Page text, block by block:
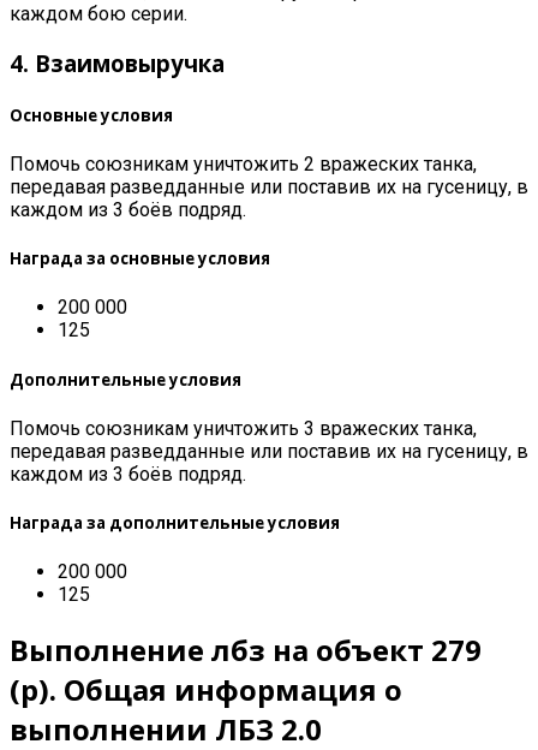
каждом бою серии.
4. Взаимовыручка
Основные условия
Помочь союзникам уничтожить 2 вражеских танка,
передавая разведданные или поставив их на гусеницу, в
каждом из 3 боёв подряд.
Награда за основные условия
200 000
125
Дополнительные условия
Помочь союзникам уничтожить 3 вражеских танка,
передавая разведданные или поставив их на гусеницу, в
каждом из 3 боёв подряд.
Награда за дополнительные условия
200 000
125
Выполнение лбз на объект 279
(р). Общая информация о
выполнении ЛБЗ 2.0